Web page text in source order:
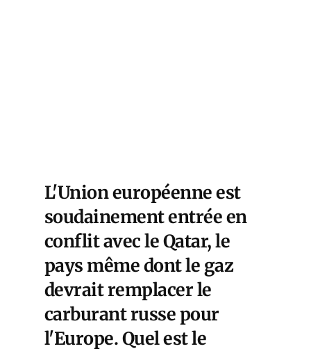
L'Union européenne est
soudainement entrée en
conflit avec le Qatar, le
pays même dont le gaz
devrait remplacer le
carburant russe pour
l'Europe. Quel est le